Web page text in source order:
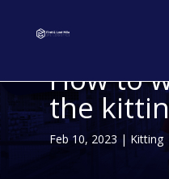
How to
the
Feb 10, 2023 | Kitting